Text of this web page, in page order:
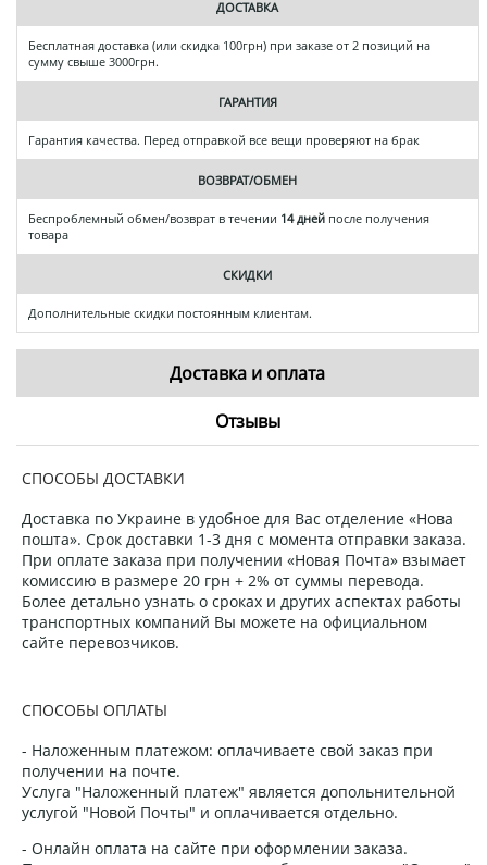
ДОСТАВКА
Бесплатная доставка (или скидка 100грн) при заказе от 2 позиций на
сумму свыше 3000грн.
ГАРАНТИЯ
Гарантия качества. Перед отправкой все вещи проверяют на брак
ВОЗВРАТ/ОБМЕН
Беспроблемный обмен/возврат в течении 14 дней после получения
товара
СКИДКИ
Дополнительные скидки постоянным клиентам.
Доставка и оплата
Отзывы
СПОСОБЫ ДОСТАВКИ
Доставка по Украине в удобное для Вас отделение «Нова
пошта». Срок доставки 1-3 дня с момента отправки заказа.
При оплате заказа при получении «Новая Почта» взымает
комиссию в размере 20 грн + 2% от суммы перевода.
Более детально узнать о сроках и других аспектах работы
транспортных компаний Вы можете на официальном
сайте перевозчиков.
СПОСОБЫ ОПЛАТЫ
- Наложенным платежом: оплачиваете свой заказ при
получении на почте.
Услуга "Наложенный платеж" является допольнительной
услугой "Новой Почты" и оплачивается отдельно.
- Онлайн оплата на сайте при оформлении заказа.